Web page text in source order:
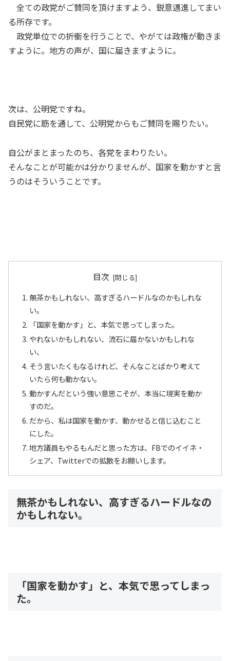
全ての政党がご賛同を頂けますよう、鋭意邁進してまい
る所存です。
政党単位での折衝を行うことで、やがては政権が動きま
すように。地方の声が、国に届きますように。
次は、公明党ですね。
自民党に筋を通して、公明党からもご賛同を賜りたい。
自公がまとまったのち、各党をまわりたい。
そんなことが可能かは分かりませんが、国家を動かすと言
うのはそういうことです。
目次
無茶かもしれない、高すぎるハードルなのかもしれな
い。
「国家を動かす」と、本気で思ってしまった。
やれないかもしれない、流石に届かないかもしれな
い、
そう言いたくもなるけれど、そんなことばかり考えて
いたら何も動かない。
動かすんだという強い意思こそが、本当に現実を動か
すのだ。
だから、私は国家を動かす、動かせると信じ込むこと
にした。
地方議員もやるもんだと思った方は、FBでのイイネ・
シェア、Twitterでの拡散をお願いします。
無茶かもしれない、高すぎるハードルなの
かもしれない。
「国家を動かす」と、本気で思ってしまっ
た。